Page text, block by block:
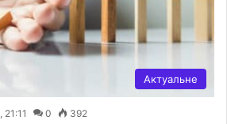
Актуальне
0 392